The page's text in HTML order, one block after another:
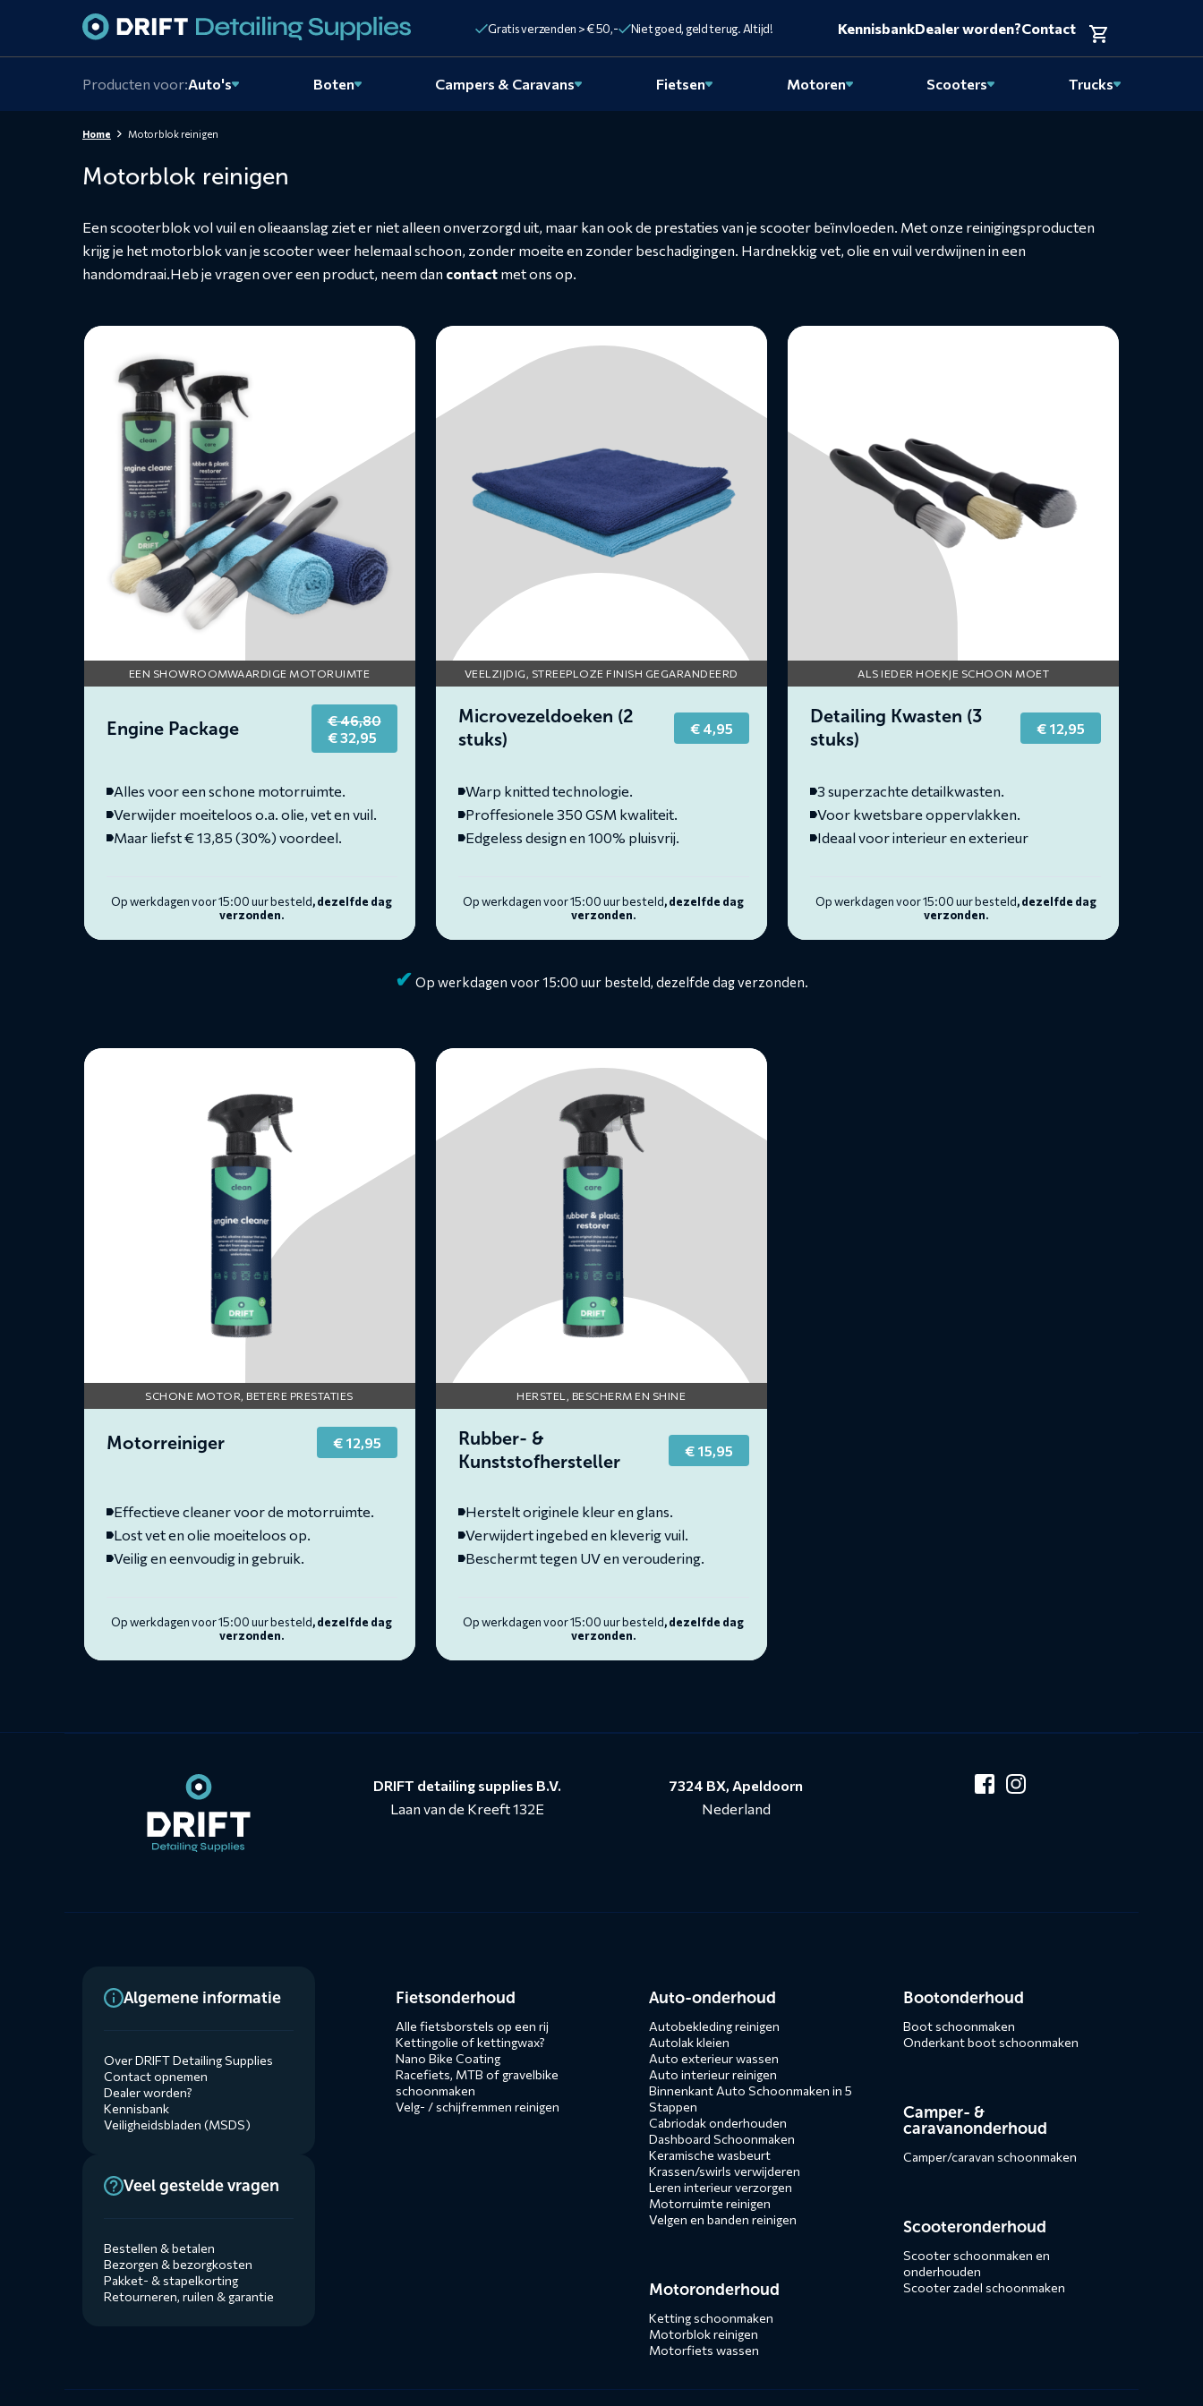
Gratis verzenden > € 50,- Niet goed, geld terug. Altijd! KennisbankDealer worden?Contact
Producten voor:Auto's Boten Campers & Caravans Fietsen Motoren Scooters Trucks
Home Motorblok reinigen
Motorblok reinigen
Een scooterblok vol vuil en olieaanslag ziet er niet alleen onverzorgd uit, maar kan ook de prestaties van je scooter beïnvloeden. Met onze reinigingsproducten
krijg je het motorblok van je scooter weer helemaal schoon, zonder moeite en zonder beschadigingen. Hardnekkig vet, olie en vuil verdwijnen in een
handomdraai.Heb je vragen over een product, neem dan contact met ons op.
Lees
Package
EEN SHOWROOMWAARDIGE MOTORUIMTE
Engine Package €46,80
Original
price
€ 46,80.
€32,95Current
price
Alles voor een schone motorruimte.
Verwijder moeiteloos o.a. olie, vet en vuil.
Maar liefst € 13,85 (30%) voordeel.
Op werkdagen voor 15:00 uur besteld, dezelfde dag
verzonden.
Lees
Microvezeldoeken
VEELZIJDIG, STREEPLOZE FINISH GEGARANDEERD
Microvezeldoeken (2
stuks)
€4,95
Warp knitted technologie.
Proffesionele 350 GSM kwaliteit.
Edgeless design en 100% pluisvrij.
Op werkdagen voor 15:00 uur besteld, dezelfde dag
verzonden.
Lees
Kwasten
ALS IEDER HOEKJE SCHOON MOET
Detailing Kwasten (3
stuks)
€ 12,95
3 superzachte detailkwasten.
Voor kwetsbare oppervlakken.
Ideaal voor interieur en exterieur
Op werkdagen voor 15:00 uur besteld, dezelfde dag
verzonden.
✔ Op werkdagen voor 15:00 uur besteld, dezelfde dag verzonden.
Lees
SCHONE MOTOR, BETERE PRESTATIES
Motorreiniger €12,95
Effectieve cleaner voor de motorruimte.
Lost vet en olie moeiteloos op.
Veilig en eenvoudig in gebruik.
Op werkdagen voor 15:00 uur besteld, dezelfde dag
verzonden.
Lees
Rubber-
HERSTEL, BESCHERM EN SHINE
Rubber- &
Kunststofhersteller
€15,95
Herstelt originele kleur en glans.
Verwijdert ingebed en kleverig vuil.
Beschermt tegen UV en veroudering.
Op werkdagen voor 15:00 uur besteld, dezelfde dag
verzonden.
DRIFT detailing supplies B.V.
Laan van de Kreeft 132E
7324 BX, Apeldoorn
Nederland
Algemene informatie
Over DRIFT Detailing Supplies
Contact opnemen
Dealer worden?
Kennisbank
Veiligheidsbladen (MSDS)
Veel gestelde vragen
Bestellen & betalen
Bezorgen & bezorgkosten
Pakket- & stapelkorting
Retourneren, ruilen & garantie
Fietsonderhoud
Alle fietsborstels op een rij
Kettingolie of kettingwax?
Nano Bike Coating
Racefiets, MTB of gravelbike
schoonmaken
Velg- / schijfremmen reinigen
Auto-onderhoud
Autobekleding reinigen
Autolak kleien
Auto exterieur wassen
Auto interieur reinigen
Binnenkant Auto Schoonmaken in 5
Stappen
Cabriodak onderhouden
Dashboard Schoonmaken
Keramische wasbeurt
Krassen/swirls verwijderen
Leren interieur verzorgen
Motorruimte reinigen
Velgen en banden reinigen
Motoronderhoud
Ketting schoonmaken
Motorblok reinigen
Motorfiets wassen
Bootonderhoud
Boot schoonmaken
Onderkant boot schoonmaken
Camper- &
caravanonderhoud
Camper/caravan schoonmaken
Scooteronderhoud
Scooter schoonmaken en
onderhouden
Scooter zadel schoonmaken